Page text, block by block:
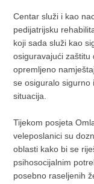
Centar služi i kao
pedijatrijsku
koji sada služi kao
osiguravajući zaštitu
opremljeno
se osiguralo sigurno
situacija.
Tijekom posjeta
veleposlanici su
oblasti kako bi se
psihosocijalnim
posebno raseljenih